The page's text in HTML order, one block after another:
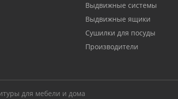
Выдвижные системы
Выдвижные ящики
Сушилки для посуды
Производители
для мебели и дома